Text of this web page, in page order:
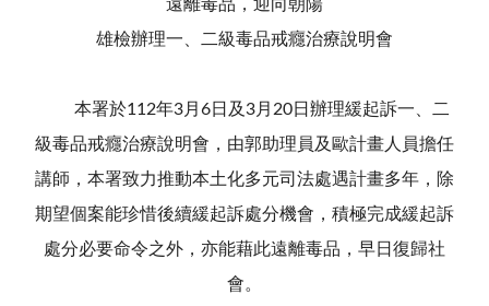
遠離毒品，迎向朝陽
雄檢辦理一、二級毒品戒癮治療說明會
本署於112年3月6日及3月20日辦理緩起訴一、二
級毒品戒癮治療說明會，由郭助理員及歐計畫人員擔任
講師，本署致力推動本土化多元司法處遇計畫多年，除
期望個案能珍惜後續緩起訴處分機會，積極完成緩起訴
處分必要命令之外，亦能藉此遠離毒品，早日復歸社
會。